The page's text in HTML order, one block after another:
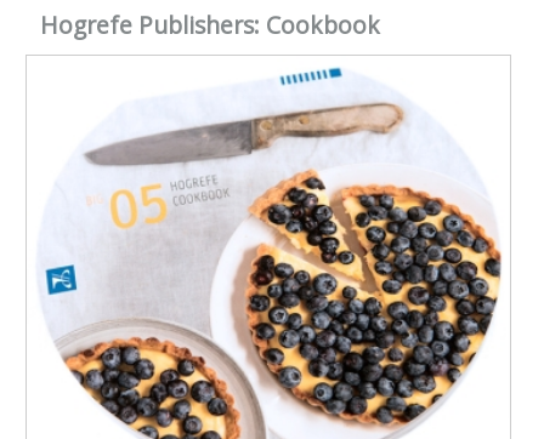
Hogrefe Publishers: Cookbook